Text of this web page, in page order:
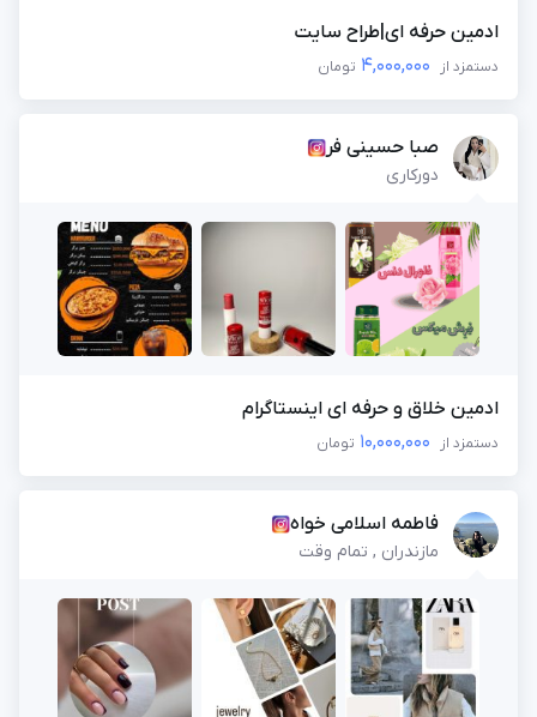
ادمین حرفه ای|طراح سایت
دستمزد از 4,000,000 تومان
صبا حسینی فر
دورکاری
ادمین خلاق و حرفه ای اینستاگرام
دستمزد از 10,000,000 تومان
فاطمه اسلامی خواه
مازندران , تمام وقت